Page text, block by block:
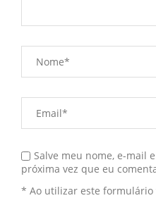
Salve meu nome, e-mail
próxima vez que eu
* Ao utilizar este formulário